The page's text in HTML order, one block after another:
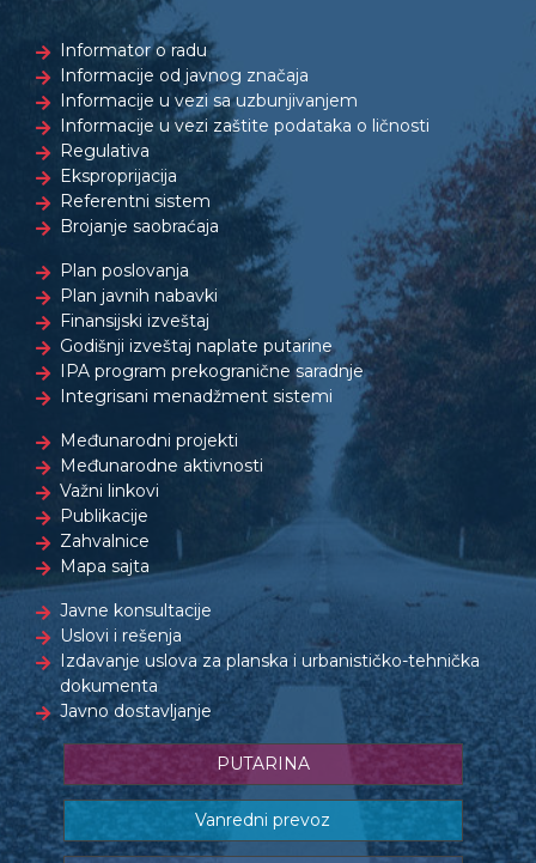
Informator o radu
Informacije od javnog značaja
Informacije u vezi sa uzbunjivanjem
Informacije u vezi zaštite podataka o ličnosti
Regulativa
Eksproprijacija
Referentni sistem
Brojanje saobraćaja
Plan poslovanja
Plan javnih nabavki
Finansijski izveštaj
Godišnji izveštaj naplate putarine
IPA program prekogranične saradnje
Integrisani menadžment sistemi
Međunarodni projekti
Međunarodne aktivnosti
Važni linkovi
Publikacije
Zahvalnice
Mapa sajta
Javne konsultacije
Uslovi i rešenja
Izdavanje uslova za planska i urbanističko-tehnička
dokumenta
Javno dostavljanje
PUTARINA
Vanredni prevoz